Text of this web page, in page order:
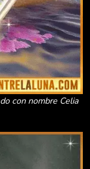
con nombre Celia